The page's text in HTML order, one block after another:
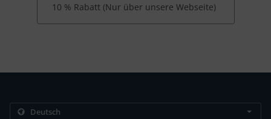
10 % Rabatt (Nur über unsere Webseite)